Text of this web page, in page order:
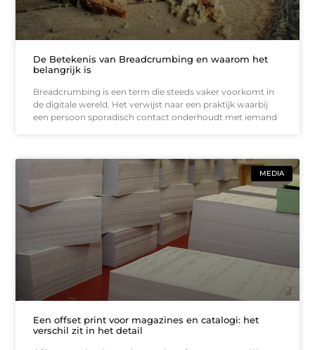
De Betekenis van Breadcrumbing en waarom het
belangrijk is
Breadcrumbing is een term die steeds vaker voorkomt in
de digitale wereld. Het verwijst naar een praktijk waarbij
een persoon sporadisch contact onderhoudt met iemand
MEDIA
Een offset print voor magazines en catalogi: het
verschil zit in het detail